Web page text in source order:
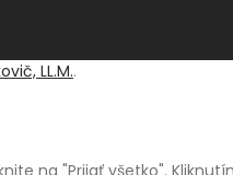
LL.M..